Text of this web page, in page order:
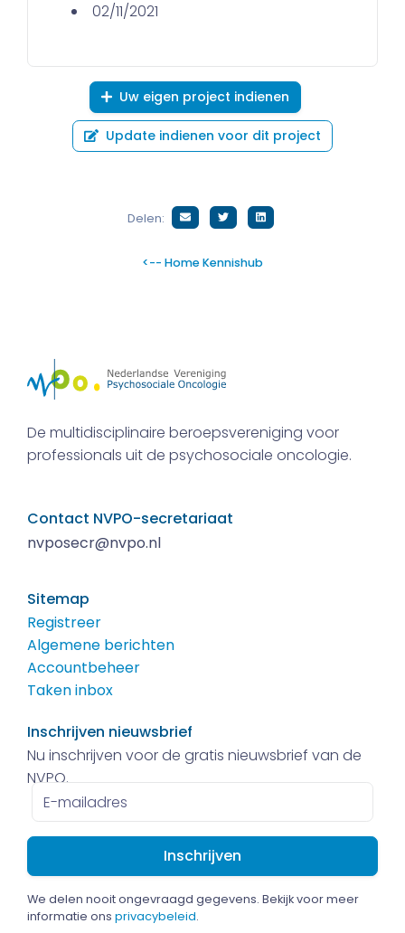
02/11/2021
Uw eigen project indienen
Update indienen voor dit project
Delen:
<-- Home Kennishub
De multidisciplinaire beroepsvereniging voor
professionals uit de psychosociale oncologie.
Contact NVPO-secretariaat
nvposecr@nvpo.nl
Sitemap
Registreer
Algemene berichten
Accountbeheer
Taken inbox
Inschrijven nieuwsbrief
Nu inschrijven voor de gratis nieuwsbrief van de
NVPO.
E-
mailadres
We delen nooit ongevraagd gegevens. Bekijk voor meer
informatie ons privacybeleid.